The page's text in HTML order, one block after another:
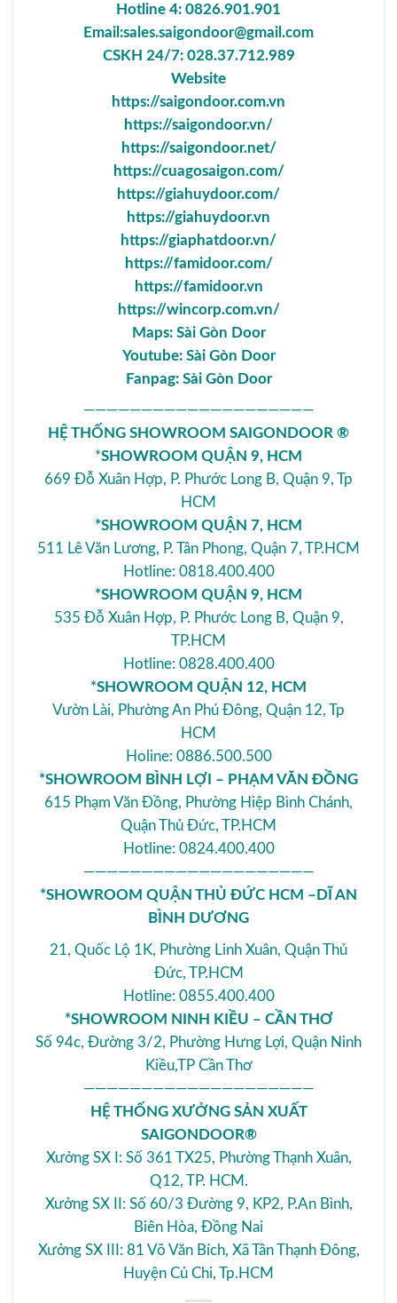
Hotline 4: 0826.901.901
Email:sales.saigondoor@gmail.com
CSKH 24/7: 028.37.712.989
Website
https://saigondoor.com.vn
https://saigondoor.vn/
https://saigondoor.net/
https://cuagosaigon.com/
https://giahuydoor.com/
https://giahuydoor.vn
https://giaphatdoor.vn/
https://famidoor.com/
https://famidoor.vn
https://wincorp.com.vn/
Maps: Sài Gòn Door
Youtube: Sài Gòn Door
Fanpag: Sài Gòn Door
————————————————————
HỆ THỐNG SHOWROOM SAIGONDOOR ®
*SHOWROOM QUẬN 9, HCM
669 Đỗ Xuân Hợp, P. Phước Long B, Quận 9, Tp
HCM
*SHOWROOM QUẬN 7, HCM
511 Lê Văn Lương, P. Tân Phong, Quận 7, TP.HCM
Hotline: 0818.400.400
*SHOWROOM QUẬN 9, HCM
535 Đỗ Xuân Hợp, P. Phước Long B, Quận 9,
TP.HCM
Hotline: 0828.400.400
*SHOWROOM QUẬN 12, HCM
Vườn Lài, Phường An Phú Đông, Quận 12, Tp
HCM
Holine: 0886.500.500
*SHOWROOM BÌNH LỢI – PHẠM VĂN ĐỒNG
615 Phạm Văn Đồng, Phường Hiệp Bình Chánh,
Quận Thủ Đức, TP.HCM
Hotline: 0824.400.400
————————————————————
*SHOWROOM QUẬN THỦ ĐỨC HCM –DĨ AN
BÌNH DƯƠNG
21, Quốc Lộ 1K, Phường Linh Xuân, Quận Thủ
Đức, TP.HCM
Hotline: 0855.400.400
*SHOWROOM NINH KIỀU – CẦN THƠ
Số 94c, Đường 3/2, Phường Hưng Lợi, Quận Ninh
Kiều,TP Cần Thơ
————————————————————
HỆ THỐNG XƯỞNG SẢN XUẤT
SAIGONDOOR®
Xưởng SX I: Số 361 TX25, Phường Thạnh Xuân,
Q12, TP. HCM.
Xưởng SX II: Số 60/3 Đường 9, KP2, P.An Bình,
Biên Hòa, Đồng Nai
Xưởng SX III: 81 Võ Văn Bích, Xã Tân Thạnh Đông,
Huyện Củ Chi, Tp.HCM